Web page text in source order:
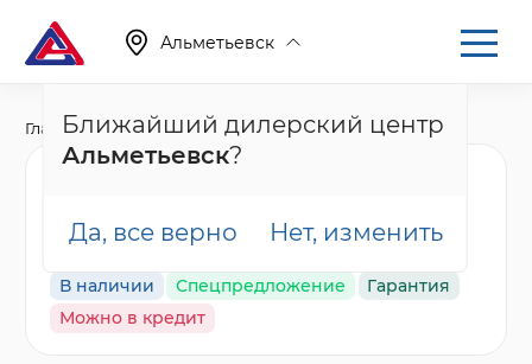
Альметьевск
Ближайший дилерский центр
Альметьевск?
Да, все верно Нет, изменить
Главная Каталог Новые автомобили 001
черный
В наличии Спецпредложение
Гарантия
Можно в кредит